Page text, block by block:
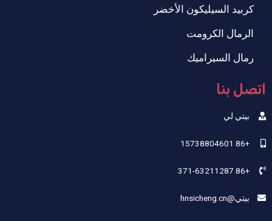
كربيد السيليكون الأخضر
الرمال الكرومت
رمال السيراميك
اتصل بنا
بيتي لي
+86 15738804601
+86 371-63211287
بيتي@hnsicheng.cn